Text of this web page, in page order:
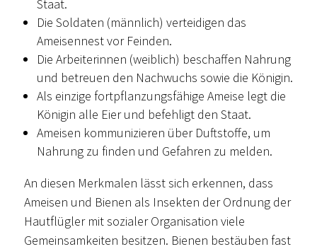
Staat.
Die Soldaten (männlich) verteidigen das
Ameisennest vor Feinden.
Die Arbeiterinnen (weiblich) beschaffen Nahrung
und betreuen den Nachwuchs sowie die Königin.
Als einzige fortpflanzungsfähige Ameise legt die
Königin alle Eier und befehligt den Staat.
Ameisen kommunizieren über Duftstoffe, um
Nahrung zu finden und Gefahren zu melden.
An diesen Merkmalen lässt sich erkennen, dass
Ameisen und Bienen als Insekten der Ordnung der
Hautflügler mit sozialer Organisation viele
Gemeinsamkeiten besitzen. Bienen bestäuben fast